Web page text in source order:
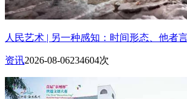
人民艺术 | 另一种感知：时间形态、他者
资讯2026-08-06234604次